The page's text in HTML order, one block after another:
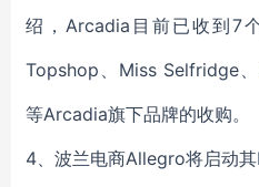
绍，Arcadia目前已收到7
Topshop、Miss Selfridge
等Arcadia旗下品牌的收购。
4、波兰电商Allegro将启动